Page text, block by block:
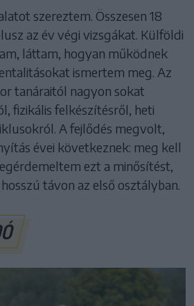
szereztem. Összesen 18
az év végi vizsgákat. Külföldi
láttam, hogyan működnek
ismertem meg. Az
tanáraitól nagyon sokat
fizikális felkészítésről, heti
A fejlődés megvolt,
évei következnek: meg kell
ezt a minősítést,
távon az első osztályban.